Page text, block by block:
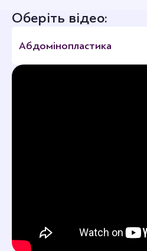
Оберіть відео:
Абдомінопластика